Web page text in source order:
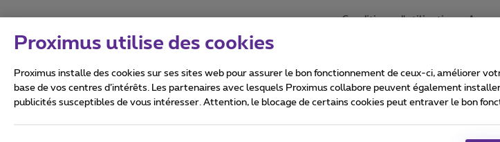
Conditions d'utilisation
Tous droits réservés. ©2026Proximus
Proximus utilise des cookies
Proximus installe des cookies sur ses sites web pour assurer le bon fonctionnement de ceux-ci, améliorer
base de vos centres d’intérêts. Les partenaires avec lesquels Proximus collabore peuvent également
publicités susceptibles de vous intéresser. Attention, le blocage de certains cookies peut entraver le bon